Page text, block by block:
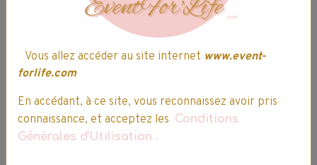
Belle - Poussière
Princess
9,99€ 8,49€ TTC
spéciale
14,99€12,74€ TTC
Vous allez accéder au site internet www.event-
forlife.com
En accédant, à ce site, vous reconnaissez avoir pris
connaissance, et acceptez les Conditions
Générales d'Utilisation .